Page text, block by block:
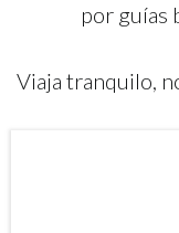
por guías
Viaja tranquilo,